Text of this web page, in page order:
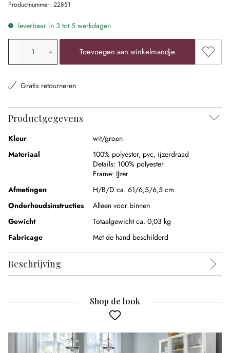
Productnummer: 22851
leverbaar in 3 tot 5 werkdagen
Producthoeveelheid: voer de gewenste waarde in of
Toevoegen aan winkelmandje
Gratis retourneren
Productgegevens
Kleur
wit/groen
Materiaal
100% polyester, pvc, ijzerdraad
Details: 100% polyester
Frame: IJzer
Afmetingen
H/B/D ca. 61/6,5/6,5 cm
Onderhoudsinstructies
Alleen voor binnen
Gewicht
Totaalgewicht ca. 0,03 kg
Fabricage
Met de hand beschilderd
Beschrijving
Shop de look